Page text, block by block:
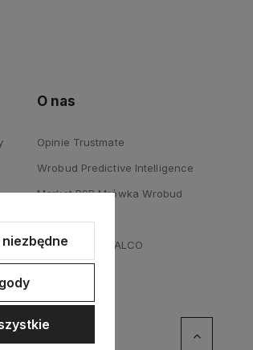
i
O nas
Opinie Trustmate
Wrobud Predictive Intelligence
Market PSB Mrówka Wrobud
Blog
Dystrybucja STALCO